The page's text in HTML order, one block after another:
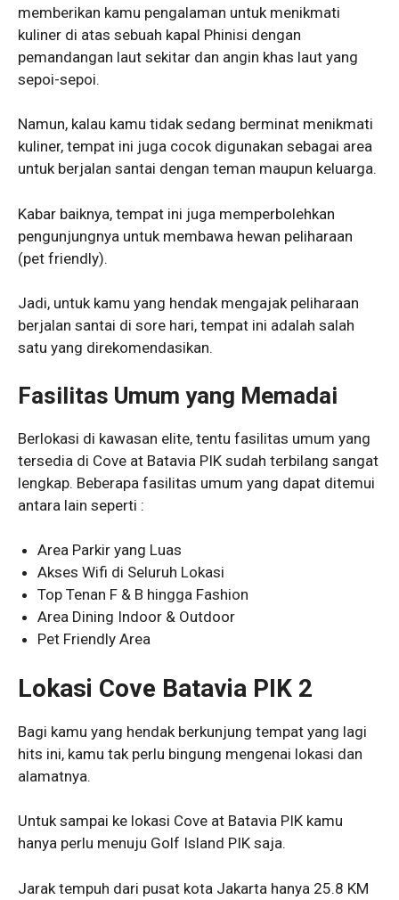
memberikan kamu pengalaman untuk menikmati
kuliner di atas sebuah kapal Phinisi dengan
pemandangan laut sekitar dan angin khas laut yang
sepoi-sepoi.
Namun, kalau kamu tidak sedang berminat menikmati
kuliner, tempat ini juga cocok digunakan sebagai area
untuk berjalan santai dengan teman maupun keluarga.
Kabar baiknya, tempat ini juga memperbolehkan
pengunjungnya untuk membawa hewan peliharaan
(pet friendly).
Jadi, untuk kamu yang hendak mengajak peliharaan
berjalan santai di sore hari, tempat ini adalah salah
satu yang direkomendasikan.
Fasilitas Umum yang Memadai
Berlokasi di kawasan elite, tentu fasilitas umum yang
tersedia di Cove at Batavia PIK sudah terbilang sangat
lengkap. Beberapa fasilitas umum yang dapat ditemui
antara lain seperti :
Area Parkir yang Luas
Akses Wifi di Seluruh Lokasi
Top Tenan F & B hingga Fashion
Area Dining Indoor & Outdoor
Pet Friendly Area
Lokasi Cove Batavia PIK 2
Bagi kamu yang hendak berkunjung tempat yang lagi
hits ini, kamu tak perlu bingung mengenai lokasi dan
alamatnya.
Untuk sampai ke lokasi Cove at Batavia PIK kamu
hanya perlu menuju Golf Island PIK saja.
Jarak tempuh dari pusat kota Jakarta hanya 25.8 KM